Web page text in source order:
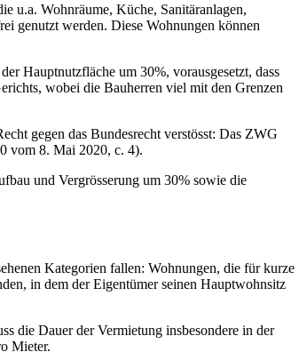
u.a. Wohnräume, Küche, Sanitäranlagen,
genutzt werden. Diese Wohnungen können
Hauptnutzfläche um 30%, vorausgesetzt, dass
wobei die Bauherren viel mit den Grenzen
gegen das Bundesrecht verstösst: Das ZWG
vom 8. Mai 2020, c. 4).
und Vergrösserung um 30% sowie die
Kategorien fallen: Wohnungen, die für kurze
in dem der Eigentümer seinen Hauptwohnsitz
die Dauer der Vermietung insbesondere in der
Mieter.